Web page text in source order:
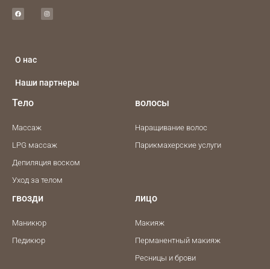
c
e
b
s
t
a
О нас
Наши партнеры
Тело
Массаж
LPG массаж
Депиляция воском
Уход за телом
волосы
Наращивание волос
Парикмахерские услуги
гвозди
Маникюр
Педикюр
лицо
Макияж
Перманентный макияж
Ресницы и брови